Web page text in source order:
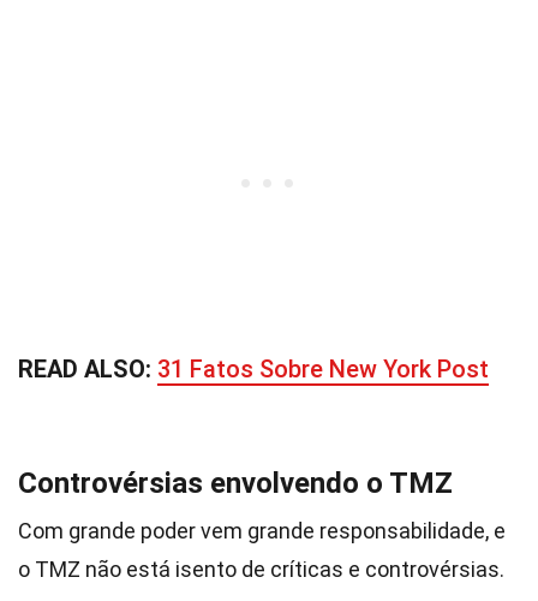
READ ALSO: 31 Fatos Sobre New York Post
Controvérsias envolvendo o TMZ
Com grande poder vem grande responsabilidade, e
o TMZ não está isento de críticas e controvérsias.